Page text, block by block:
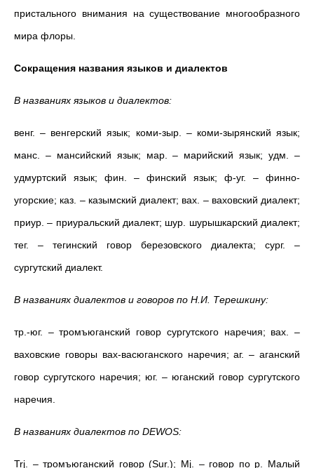
пристального внимания на существование многообразного
мира флоры.
Сокращения названия языков и диалектов
В названиях языков и диалектов:
венг. – венгерский язык; коми-зыр. – коми-зырянский язык;
манс. – мансийский язык; мар. – марийский язык; удм. –
удмуртский язык; фин. – финский язык; ф-уг. – финно-
угорские; каз. – казымский диалект; вах. – ваховский диалект;
приур. – приуральский диалект; шур. шурышкарский диалект;
тег. – тегинский говор березовского диалекта; сург. –
сургутский диалект.
В названиях диалектов и говоров по Н.И. Терешкину:
тр.-юг. – тромъюганский говор сургутского наречия; вах. –
ваховские говоры вах-васюганского наречия; аг. – аганский
говор сургутского наречия; юг. – юганский говор сургутского
наречия.
В названиях диалектов по DEWOS:
Trj. – тромъюганский говор (Sur.); Mj. – говор по р. Малый